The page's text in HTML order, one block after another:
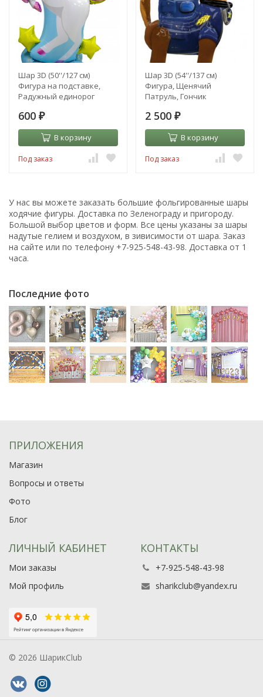
Шар 3D (50''/127 см)
Фигура на подставке,
Радужный единорог
600 ₽
В корзину
Под заказ
Шар 3D (54''/137 см)
Фигура, Щенячий
Патруль, Гончик
2 500 ₽
В корзину
Под заказ
У нас вы можете заказать большие фольгированные шары
ходячие фигуры. Доставка по Зеленограду и пригороду.
Большой выбор цветов и форм. Все цены указаны за шары
надутые гелием и воздухом, в зивисимости от шара. Заказ
на сайте или по телефону +7-925-548-43-98. Доставка от 1
часа.
Последние фото
ПРИЛОЖЕНИЯ
Магазин
Вопросы и ответы
Фото
Блог
ЛИЧНЫЙ КАБИНЕТ
Мои заказы
Мой профиль
КОНТАКТЫ
+7-925-548-43-98
sharikclub@yandex.ru
© 2026 ШарикClub